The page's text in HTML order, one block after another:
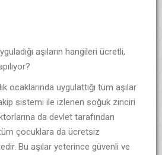
aşıların hangileri ücretli,
ocaklarında uygulattığı tüm aşılar
sistemi ile izlenen soğuk zinciri
da devlet tarafından
çocuklara da ücretsiz
Bu aşılar yeterince güvenli ve